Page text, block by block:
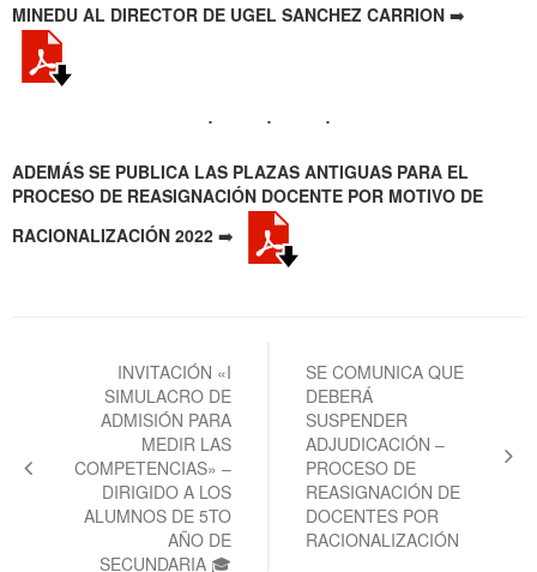
MINEDU AL DIRECTOR DE UGEL SANCHEZ CARRION ➡️
ADEMÁS SE PUBLICA LAS PLAZAS ANTIGUAS PARA EL
PROCESO DE REASIGNACIÓN DOCENTE POR MOTIVO DE
RACIONALIZACIÓN 2022 ➡️
entradas
INVITACIÓN «I
SIMULACRO DE
ADMISIÓN PARA
MEDIR LAS
COMPETENCIAS» –
DIRIGIDO A LOS
ALUMNOS DE 5TO
AÑO DE
SECUNDARIA 🎓
SE COMUNICA QUE
DEBERÁ
SUSPENDER
ADJUDICACIÓN –
PROCESO DE
REASIGNACIÓN DE
DOCENTES POR
RACIONALIZACIÓN